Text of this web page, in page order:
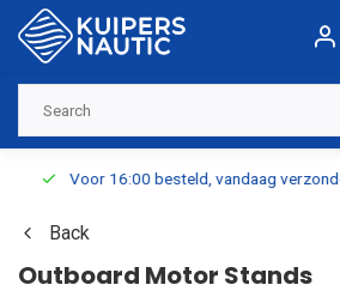
Voor 16:00 besteld, vandaag verzonden
Back
Outboard Motor Stands